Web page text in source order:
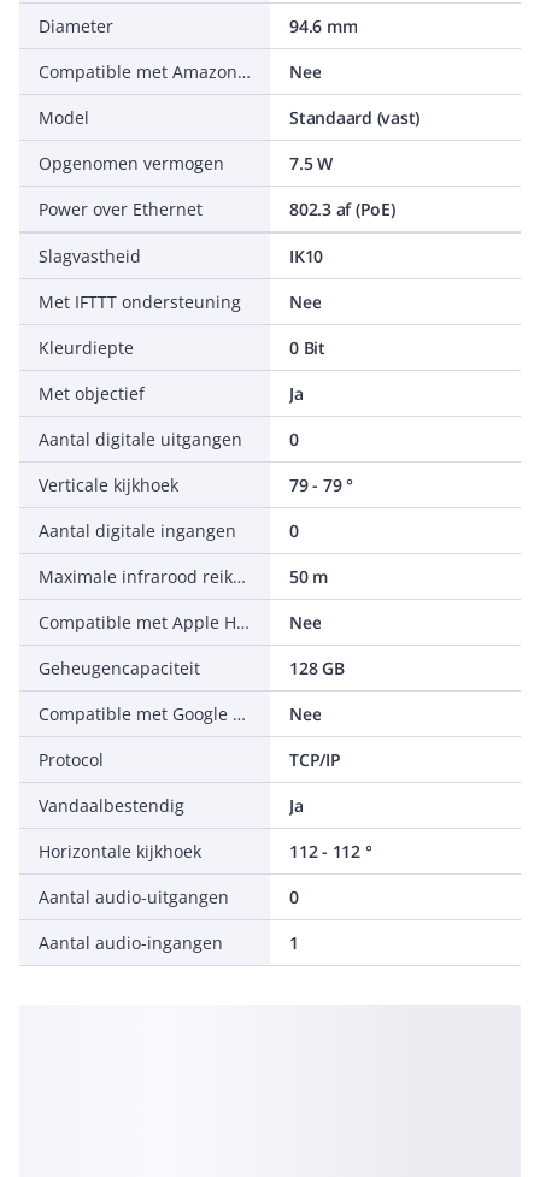
Diameter
94.6 mm
Compatible met Amazon Alexa
Nee
Model
Standaard (vast)
Opgenomen vermogen
7.5 W
Power over Ethernet
802.3 af (PoE)
Slagvastheid
IK10
Met IFTTT ondersteuning
Nee
Kleurdiepte
0 Bit
Met objectief
Ja
Aantal digitale uitgangen
0
Verticale kijkhoek
79 - 79 °
Aantal digitale ingangen
0
Maximale infrarood reikwijdte
50 m
Compatible met Apple HomeKit
Nee
Geheugencapaciteit
128 GB
Compatible met Google Assistant
Nee
Protocol
TCP/IP
Vandaalbestendig
Ja
Horizontale kijkhoek
112 - 112 °
Aantal audio-uitgangen
0
Aantal audio-ingangen
1